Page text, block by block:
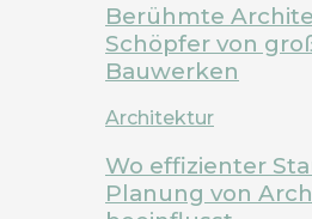
Berühmte
Schöpfer von
Bauwerken
Architektur
Wo effizienter
Planung von